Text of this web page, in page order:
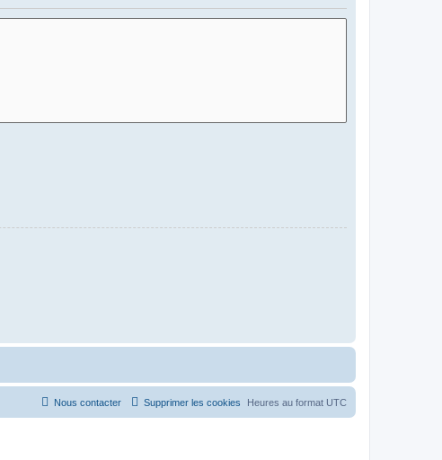
Heures au format UTC
Supprimer les cookies
Nous contacter